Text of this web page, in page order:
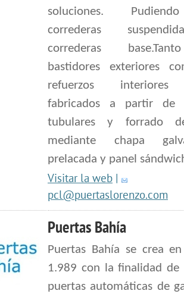
soluciones.
correderas
correderas
bastidores exteriores
refuerzos interiores
fabricados a partir de
tubulares y forrado
mediante chapa
prelacada y panel
Visitar la web |
pcl@puertaslorenzo.com
Puertas Bahía
Puertas Bahía se crea
1.989 con la finalidad de
puertas automáticas de